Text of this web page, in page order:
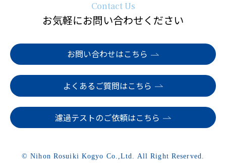
Contact Us
お気軽にお問い合わせください
お問い合わせはこちら
よくあるご質問はこちら
濾過テストのご依頼はこちら
© Nihon Rosuiki Kogyo Co.,Ltd. All Right Reserved.